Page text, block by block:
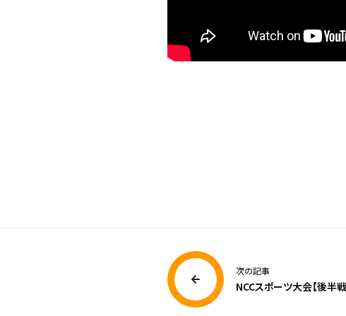
次の記事
NCCスポーツ大会【後半戦